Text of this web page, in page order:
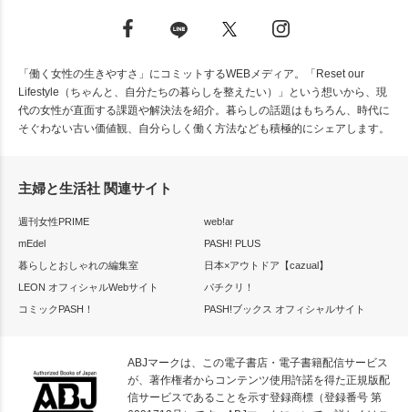
「働く女性の生きやすさ」にコミットするWEBメディア。「Reset our
Lifestyle（ちゃんと、自分たちの暮らしを整えたい）」という想いから、現
代の女性が直面する課題や解決法を紹介。暮らしの話題はもちろん、時代に
そぐわない古い価値観、自分らしく働く方法なども積極的にシェアします。
主婦と生活社 関連サイト
週刊女性PRIME
web!ar
mEdel
PASH! PLUS
暮らしとおしゃれの編集室
日本×アウトドア【cazual】
LEON オフィシャルWebサイト
パチクリ！
コミックPASH！
PASH!ブックス オフィシャルサイト
ABJマークは、この電子書店・電子書籍配信サービス
が、著作権者からコンテンツ使用許諾を得た正規版配
信サービスであることを示す登録商標（登録番号 第